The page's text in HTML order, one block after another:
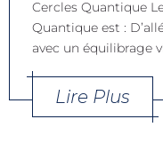
Cercles Quantique
Quantique est :
avec un équilibrage
Lire Plus